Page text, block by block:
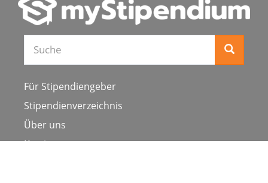
Für Stipendiengeber
Stipendienverzeichnis
Über uns
Karriere